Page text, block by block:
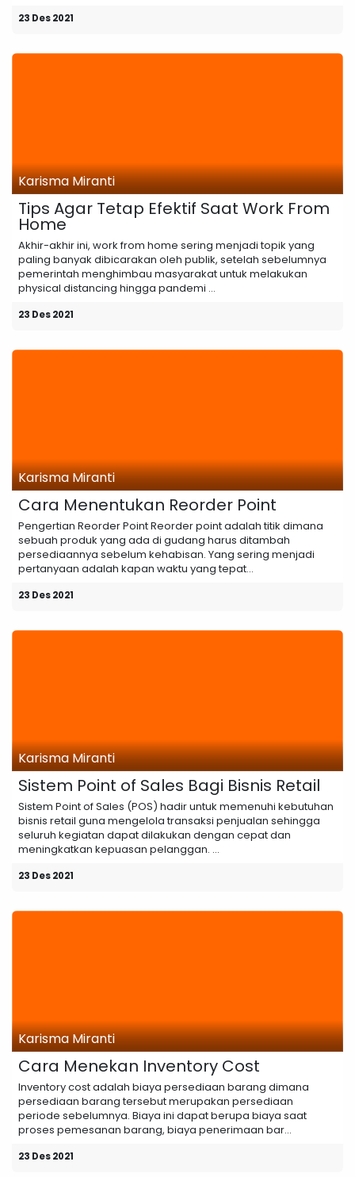
23 Des 2021
Karisma Miranti
Tips Agar Tetap Efektif Saat Work From
Home
Akhir-akhir ini, work from home sering menjadi topik yang
paling banyak dibicarakan oleh publik, setelah sebelumnya
pemerintah menghimbau masyarakat untuk melakukan
physical distancing hingga pandemi ...
23 Des 2021
Karisma Miranti
Cara Menentukan Reorder Point
Pengertian Reorder Point Reorder point adalah titik dimana
sebuah produk yang ada di gudang harus ditambah
persediaannya sebelum kehabisan. Yang sering menjadi
pertanyaan adalah kapan waktu yang tepat...
23 Des 2021
Karisma Miranti
Sistem Point of Sales Bagi Bisnis Retail
Sistem Point of Sales (POS) hadir untuk memenuhi kebutuhan
bisnis retail guna mengelola transaksi penjualan sehingga
seluruh kegiatan dapat dilakukan dengan cepat dan
meningkatkan kepuasan pelanggan. ...
23 Des 2021
Karisma Miranti
Cara Menekan Inventory Cost
Inventory cost adalah biaya persediaan barang dimana
persediaan barang tersebut merupakan persediaan
periode sebelumnya. Biaya ini dapat berupa biaya saat
proses pemesanan barang, biaya penerimaan bar...
23 Des 2021